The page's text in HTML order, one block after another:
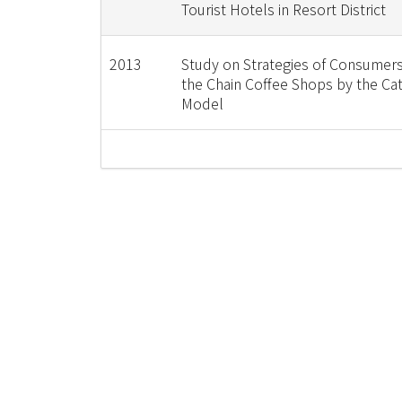
Tourist Hotels in Resort District
2013
Study on Strategies of
the Chain Coffee Shops by the
Model